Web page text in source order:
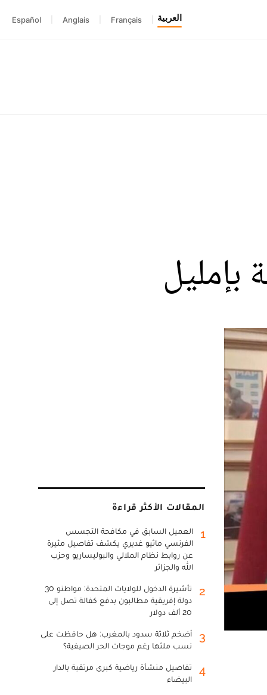
العربية Français
Anglais
Español
بإمليل
المقالات الأكثر قراءة
1
العميل السابق في مكافحة التجسس
الفرنسي ماثيو غديري يكشف تفاصيل مثيرة
عن روابط نظام الملالي والبوليساريو وحزب
الله والجزائر
2
تأشيرة الدخول للولايات المتحدة: مواطنو 30
دولة إفريقية مطالبون بدفع كفالة تصل إلى
20 ألف دولار
3
أضخم ثلاثة سدود بالمغرب: هل حافظت على
نسب ملئها رغم موجات الحر الصيفية؟
4
تفاصيل منشأة رياضية كبرى مرتقبة بالدار
البيضاء